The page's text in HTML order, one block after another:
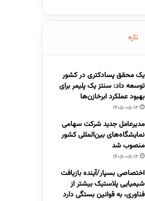
تازه
یک محقق پسادکتری در کشور
توسعه داد: سنتز یک پلیمر برای
بهبود عملکرد ابرخازن‌ها
1405-05-12
مدیرعامل جدید شرکت سهامی
نمایشگاه‌های بین‌المللی کشور
منصوب شد
1405-05-12
اختصاصی بسپار/آینده بازیافت
شیمیایی پلاستیک بیشتر از
فناوری، به قوانین بستگی دارد